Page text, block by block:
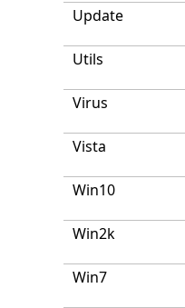
Update
Utils
Virus
Vista
Win10
Win2k
Win7